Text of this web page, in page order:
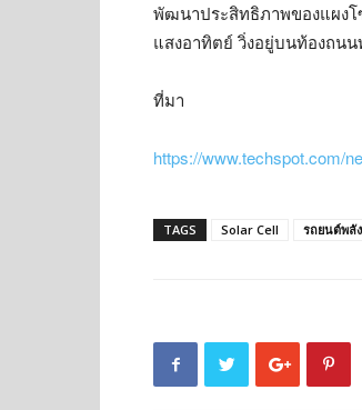
พัฒนาประสิทธิภาพของแผงโ
แสงอาทิตย์ วิ่งอยู่บนท้องถน
ที่มา
https://www.techspot.com/
TAGS Solar Cell รถยนต์พลั